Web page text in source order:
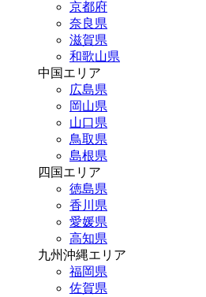
京都府
奈良県
滋賀県
和歌山県
中国エリア
広島県
岡山県
山口県
鳥取県
島根県
四国エリア
徳島県
香川県
愛媛県
高知県
九州沖縄エリア
福岡県
佐賀県